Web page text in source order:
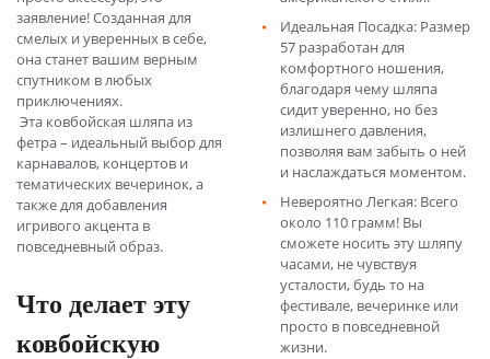
заявление! Созданная для
смелых и уверенных в себе,
она станет вашим верным
спутником в любых
приключениях.
Эта ковбойская шляпа из
фетра – идеальный выбор для
карнавалов, концертов и
тематических вечеринок, а
также для добавления
игривого акцента в
повседневный образ.
Что делает эту
ковбойскую
Идеальная Посадка: Размер
57 разработан для
комфортного ношения,
благодаря чему шляпа
сидит уверенно, но без
излишнего давления,
позволяя вам забыть о ней
и наслаждаться моментом.
Невероятно Легкая: Всего
около 110 грамм! Вы
сможете носить эту шляпу
часами, не чувствуя
усталости, будь то на
фестивале, вечеринке или
просто в повседневной
жизни.